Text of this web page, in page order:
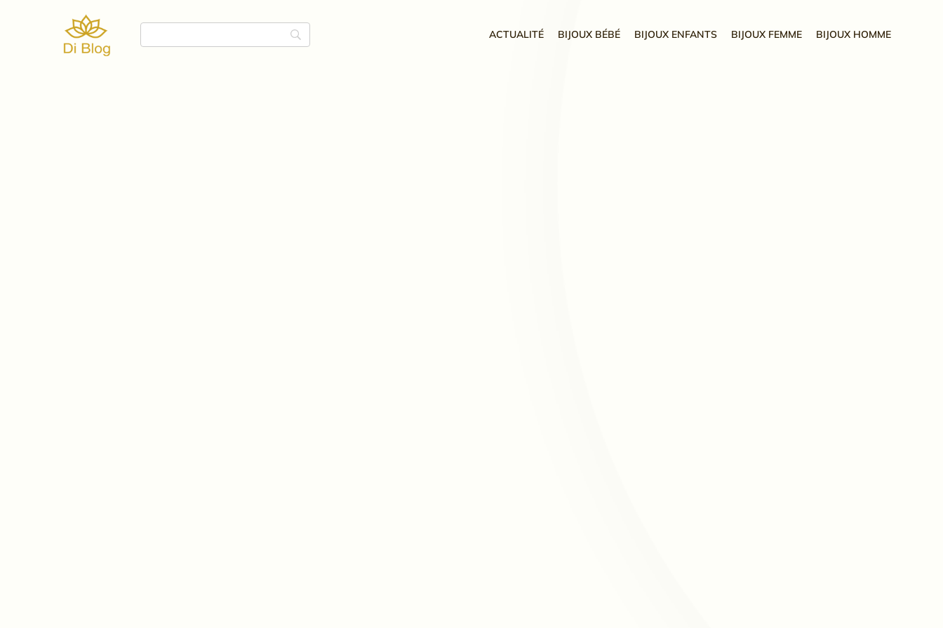
ACTUALITÉ BIJOUX BÉBÉ BIJOUX ENFANTS BIJOUX FEMME BIJOUX HOMME